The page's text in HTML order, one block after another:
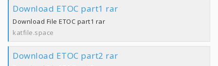
Download ETOC part1 rar
Download File ETOC part1 rar
katfile.space
Download ETOC part2 rar